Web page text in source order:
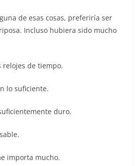
de esas cosas, preferiría ser
Incluso hubiera sido mucho
relojes de tiempo.
lo suficiente.
duro.
importa mucho.